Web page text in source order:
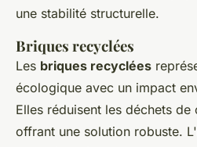
une stabilité structurelle.
Briques recyclées
Les briques recyclées
écologique avec un impact
Elles réduisent les déchets
offrant une solution robuste.